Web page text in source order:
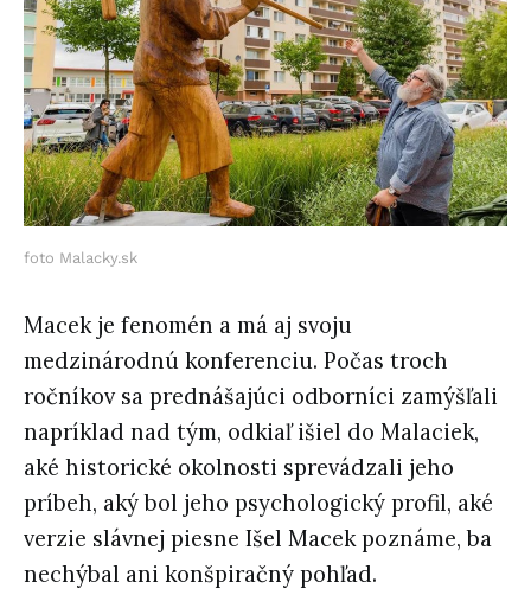
foto Malacky.sk
Macek je fenomén a má aj svoju
medzinárodnú konferenciu. Počas troch
ročníkov sa prednášajúci odborníci zamýšľali
napríklad nad tým, odkiaľ išiel do Malaciek,
aké historické okolnosti sprevádzali jeho
príbeh, aký bol jeho psychologický profil, aké
verzie slávnej piesne Išel Macek poznáme, ba
nechýbal ani konšpiračný pohľad.